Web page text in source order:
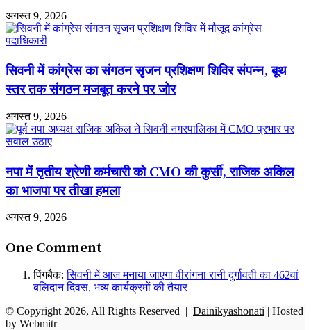
लगाए
गंभीर
आरोप
अगस्त 9, 2026
सिवनी में कांग्रेस का संगठन सृजन प्रशिक्षण शिविर संपन्न, बूथ
स्तर तक संगठन मजबूत करने पर जोर
अगस्त 9, 2026
नपा में तृतीय श्रेणी कर्मचारी को CMO की कुर्सी, राजिक अकिल
का भाजपा पर तीखा हमला
अगस्त 9, 2026
One Comment
पिंगबैक:सिवनी में आज मनाया जाएगा वीरांगना रानी दुर्गावती का 462वां
बलिदान दिवस, भव्य कार्यक्रमों की तैयार
© Copyright 2026, All Rights Reserved | Dainikyashonati | Hosted
by Webmitr